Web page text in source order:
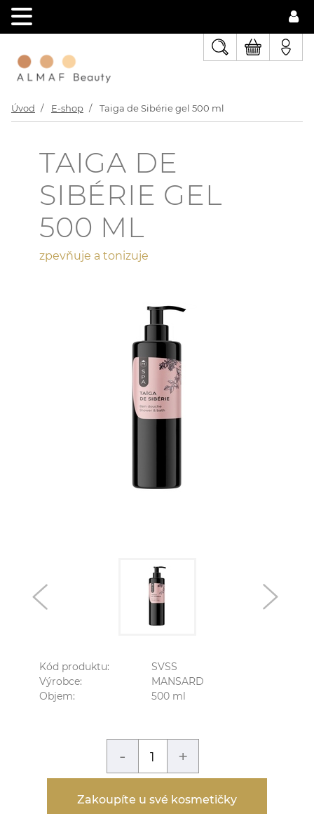
Úvod E-shop Taiga de Sibérie gel 500 ml
TAIGA DE
SIBÉRIE GEL
500 ML
zpevňuje a tonizuje
Kód produktu:
SVSS
Výrobce:
MANSARD
Objem:
500 ml
- +
Zakoupíte u své kosmetičky